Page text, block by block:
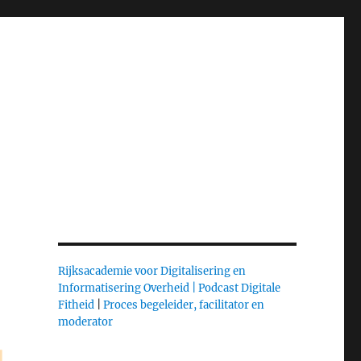
Rijksacademie voor Digitalisering en
Informatisering Overheid |
Podcast Digitale
Fitheid| Proces begeleider, facilitator en
moderator